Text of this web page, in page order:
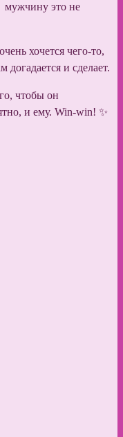
мужчину это не
хочется чего-то,
догадается и сделает.
чтобы он
и ему. Win-win! ✨